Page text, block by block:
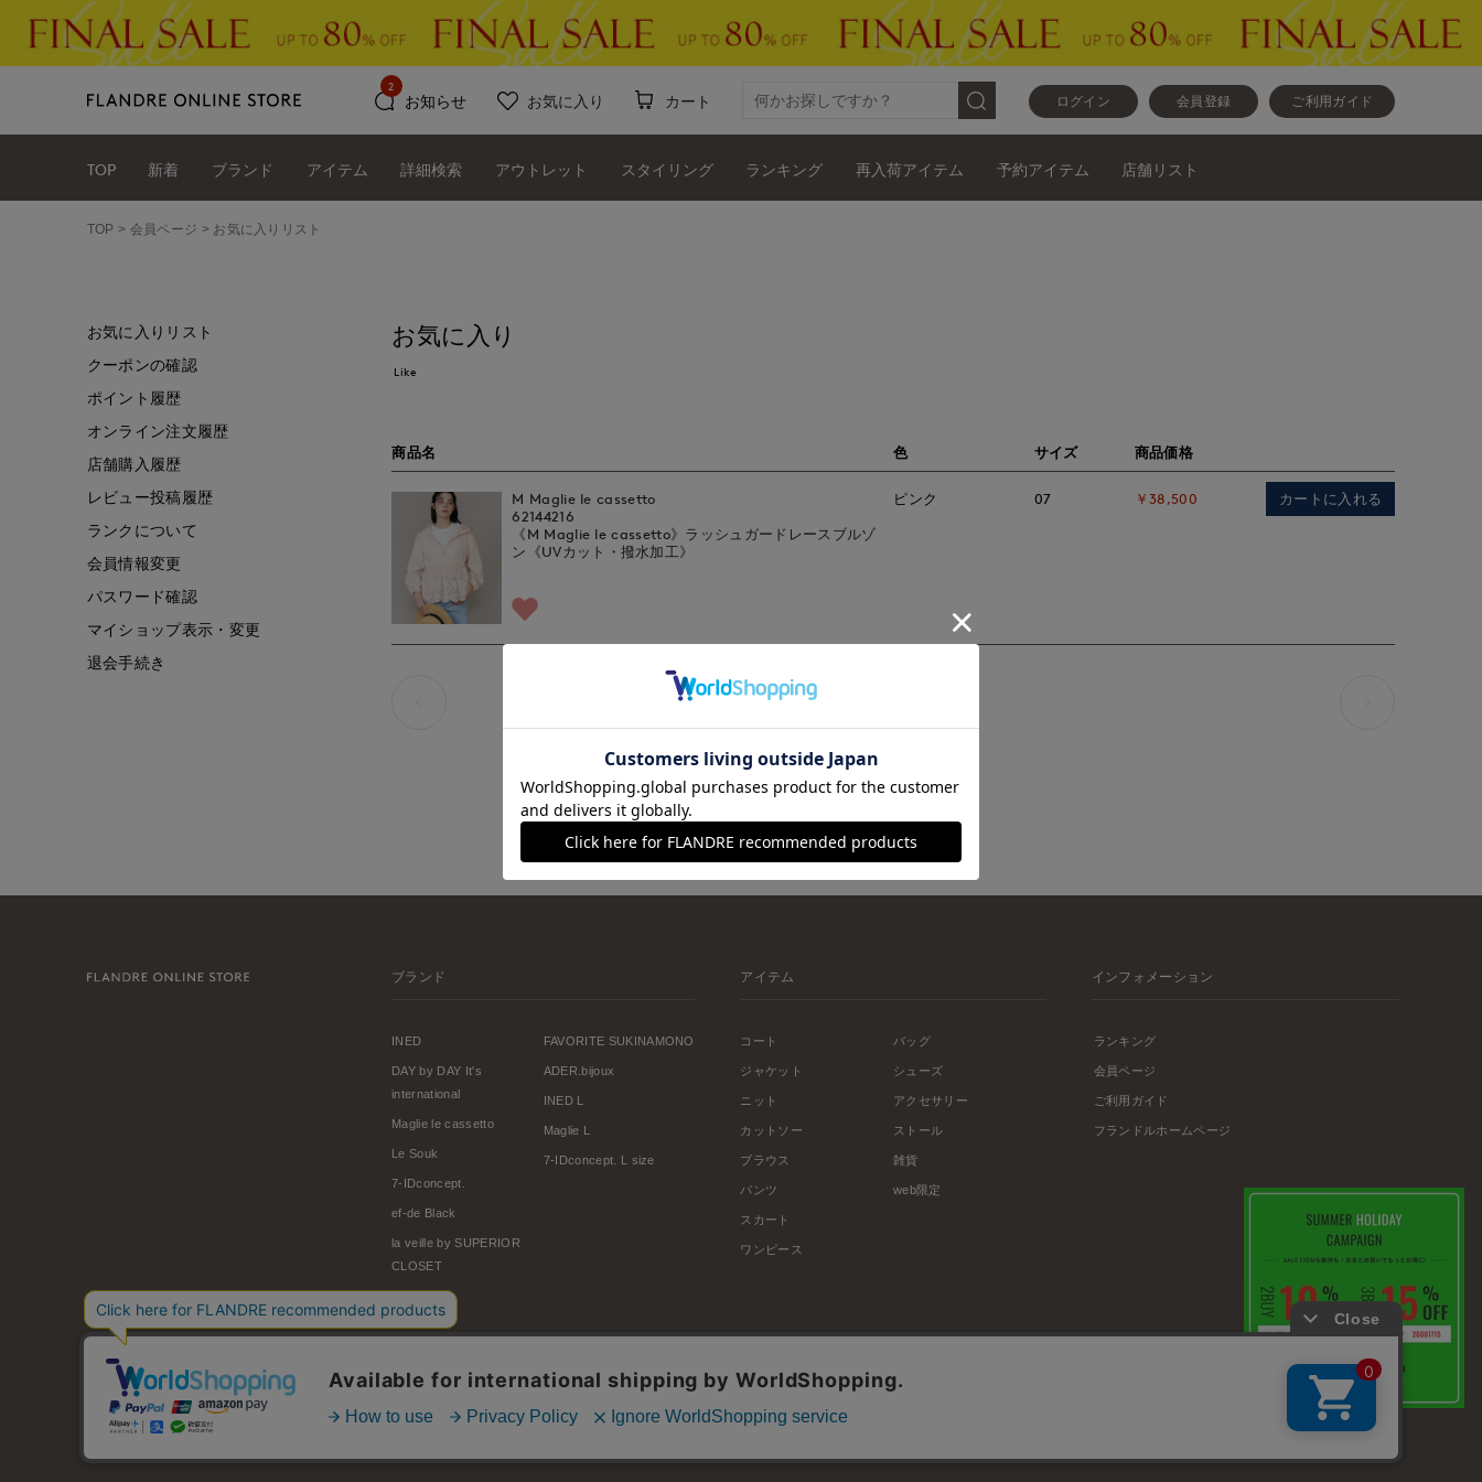
ログイン 会員登録 ご利用ガイド
お知らせ
2
お気に入り カート
TOP 新着 ブランド アイテム 詳細検索 アウトレット スタイリング ランキング 再入荷アイテム 予約アイテム 店舗リスト
TOP 会員ページ お気に入りリスト
お気に入り
Like
商品名 色 サイズ 商品価格
M Maglie le cassetto
62144216
《M Maglie le cassetto》ラッシュガードレースブルゾ
ン《UVカット・撥水加工》
ピンク 07 ￥38,500 カートに入れる
お気に入りリスト
クーポンの確認
ポイント履歴
オンライン注文履歴
店舗購入履歴
レビュー投稿履歴
ランクについて
会員情報変更
パスワード確認
マイショップ表示・変更
退会手続き
ブランド
INED
DAY by DAY It's
international
Maglie le cassetto
Le Souk
7-IDconcept.
ef-de Black
la veille by SUPERIOR
CLOSET
FAVORITE SUKINAMONO
ADER.bijoux
INED L
Maglie L
7-IDconcept. L size
アイテム
コート
ジャケット
ニット
カットソー
ブラウス
パンツ
スカート
ワンピース
バッグ
シューズ
アクセサリー
ストール
雑貨
web限定
インフォメーション
ランキング
会員ページ
ご利用ガイド
フランドルホームページ
© FLANDRE CO., LTD.